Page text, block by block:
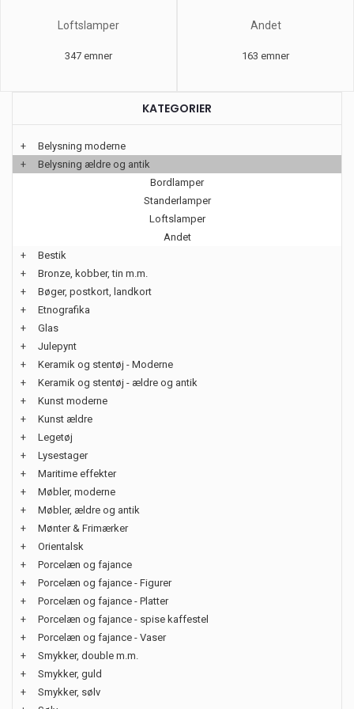
Loftslamper
347 emner
Andet
163 emner
KATEGORIER
+
Belysning moderne
+
Belysning ældre og antik
Bordlamper
Standerlamper
Loftslamper
Andet
+
Bestik
+
Bronze, kobber, tin m.m.
+
Bøger, postkort, landkort
+
Etnografika
+
Glas
+
Julepynt
+
Keramik og stentøj - Moderne
+
Keramik og stentøj - ældre og antik
+
Kunst moderne
+
Kunst ældre
+
Legetøj
+
Lysestager
+
Maritime effekter
+
Møbler, moderne
+
Møbler, ældre og antik
+
Mønter & Frimærker
+
Orientalsk
+
Porcelæn og fajance
+
Porcelæn og fajance - Figurer
+
Porcelæn og fajance - Platter
+
Porcelæn og fajance - spise kaffestel
+
Porcelæn og fajance - Vaser
+
Smykker, double m.m.
+
Smykker, guld
+
Smykker, sølv